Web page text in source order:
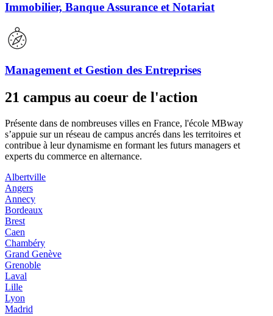
Immobilier, Banque Assurance et Notariat
Management et Gestion des Entreprises
21 campus au coeur de l'action
Présente dans de nombreuses villes en France, l'école MBway
s’appuie sur un réseau de campus ancrés dans les territoires et
contribue à leur dynamisme en formant les futurs managers et
experts du commerce en alternance.
Albertville
Angers
Annecy
Bordeaux
Brest
Caen
Chambéry
Grand Genève
Grenoble
Laval
Lille
Lyon
Madrid